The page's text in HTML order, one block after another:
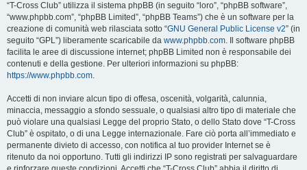
“T-Cross Club” utilizza il sistema phpBB (in seguito “loro”, “phpBB software”,
“www.phpbb.com”, “phpBB Limited”, “phpBB Teams”) che è un software per la
creazione di comunità web rilasciata sotto “GNU General Public License v2” (in
seguito “GPL”) liberamente scaricabile da www.phpbb.com. Il software phpBB
facilita le aree di discussione internet; phpBB Limited non è responsabile dei
contenuti e della gestione. Per ulteriori informazioni su phpBB:
https://www.phpbb.com.
Accetti di non inviare alcun tipo di offesa, oscenità, volgarità, calunnia,
minaccia, messaggio a sfondo sessuale, o qualsiasi altro tipo di materiale che
può violare una qualsiasi Legge del proprio Stato, o dello Stato dove “T-Cross
Club” è ospitato, o di una Legge internazionale. Fare ciò porta all’immediato e
permanente divieto di accesso, con notifica al tuo provider Internet se è
ritenuto da noi opportuno. Tutti gli indirizzi IP sono registrati per salvaguardare